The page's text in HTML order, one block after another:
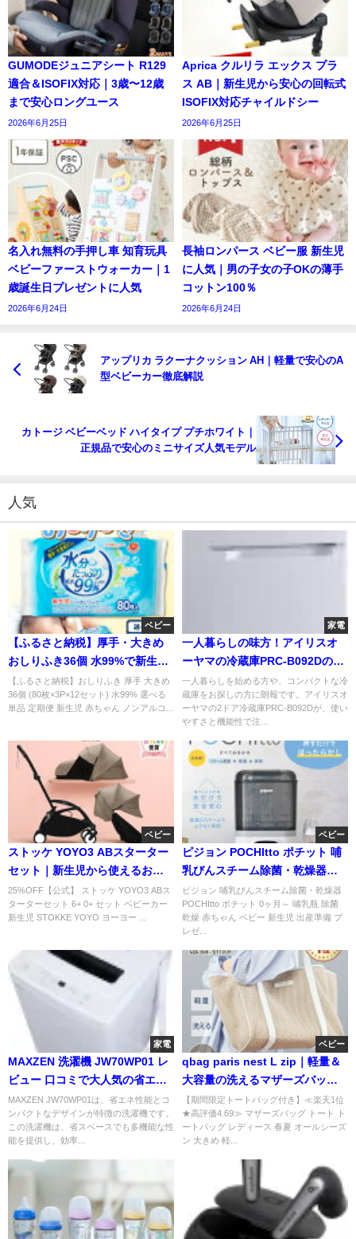
GUMODEジュニアシート R129
適合＆ISOFIX対応｜3歳〜12歳
まで安心ロングユース
2026年6月25日
Aprica クルリラ エックス プラ
ス AB｜新生児から安心の回転式
ISOFIX対応チャイルドシー
2026年6月25日
名入れ無料の手押し車 知育玩具
ベビーファーストウォーカー｜1
歳誕生日プレゼントに人気
2026年6月24日
長袖ロンパース ベビー服 新生児
に人気｜男の子女の子OKの薄手
コットン100％
2026年6月24日
アップリカ ラクーナクッション AH｜軽量で安心のA
型ベビーカー徹底解説
カトージ ベビーベッド ハイタイプ プチホワイト｜
正規品で安心のミニサイズ人気モデル
人気
ベビー
【ふるさと納税】厚手・大きめ
おしりふき36個 水99%で新生児
にも安心
【ふるさと納税】おしりふき 厚手 大きめ
36個 (80枚×3P×12セット) 水99% 選べる
単品 定期便 新生児 赤ちゃん ノンアルコ...
家電
一人暮らしの味方！アイリスオ
ーヤマの冷蔵庫PRC-B092Dの魅
力と注意点を徹底解説
一人暮らしを始める方や、コンパクトな冷
蔵庫をお探しの方に朗報です。アイリスオ
ーヤマの2ドア冷蔵庫PRC-B092Dが、使い
やすさと機能性で注...
ベビー
ストッケ YOYO3 ABスターター
セット｜新生児から使えるおし
ゃれベビーカー
25%OFF【公式】 ストッケ YOYO3 ABス
ターターセット 6+ 0+ セット ベビーカー
新生児 STOKKE YOYO ヨーヨー ...
ベビー
ピジョン POCHItto ポチット 哺
乳びんスチーム除菌・乾燥器が
出産準備で人気の理由
ピジョン 哺乳びんスチーム除菌・乾燥器
POCHItto ポチット 0ヶ月～ 哺乳瓶 除菌
乾燥 赤ちゃん ベビー 新生児 出産準備 プ
レゼ...
家電
MAXZEN 洗濯機 JW70WP01 レ
ビュー 口コミで大人気の省エネ
＆高性能洗濯機
MAXZEN JW70WP01は、省エネ性能とコ
ンパクトなデザインが特徴の洗濯機です。
この洗濯機は、省スペースでも多機能な性
能を提供し、効率...
ベビー
qbag paris nest L zip｜軽量＆
大容量の洗えるマザーズバッグ
人気モデル
【期間限定トートバッグ付き】≪楽天1位
★高評価4.69≫ マザーズバッグ トート ト
ートバッグ レディース 春夏 オールシーズ
ン 大きめ 軽...